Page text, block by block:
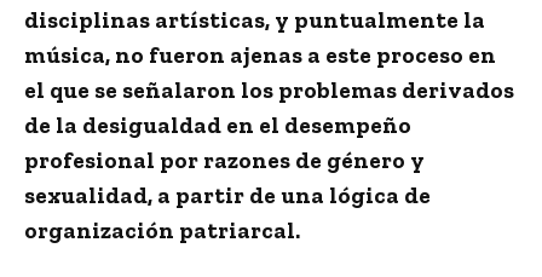
disciplinas artísticas, y puntualmente la
música, no fueron ajenas a este proceso en
el que se señalaron los problemas derivados
de la desigualdad en el desempeño
profesional por razones de género y
sexualidad, a partir de una lógica de
organización patriarcal.